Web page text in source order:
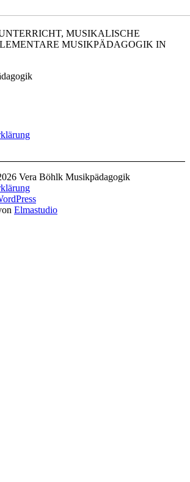
MUSIKALISCHE
MUSIKPÄDAGOGIK IN
Vera Böhlk Musikpädagogik
Elmastudio